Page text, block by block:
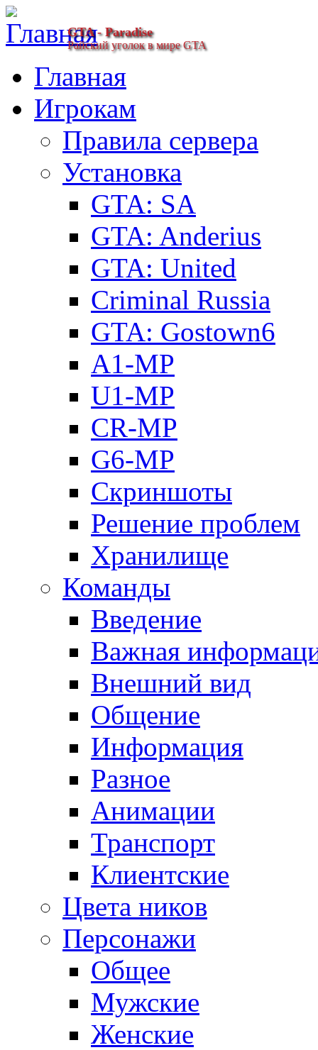
GTA - Paradise
Райский уголок в мире GTA
Главная
Игрокам
Правила сервера
Установка
GTA: SA
GTA: Anderius
GTA: United
Criminal Russia
GTA: Gostown6
A1-MP
U1-MP
CR-MP
G6-MP
Скриншоты
Решение проблем
Хранилище
Команды
Введение
Важная
Внешний вид
Общение
Информация
Разное
Анимации
Транспорт
Клиентские
Цвета ников
Персонажи
Общее
Мужские
Женские